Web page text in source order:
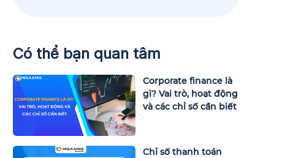
Có thể bạn quan tâm
Corporate finance là
gì? Vai trò, hoạt động
và các chỉ số cần biết
Chỉ số thanh toán